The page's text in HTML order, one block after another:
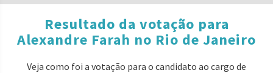
Resultado da votação para
Alexandre Farah no Rio de Janeiro
Veja como foi a votação para o candidato ao cargo de